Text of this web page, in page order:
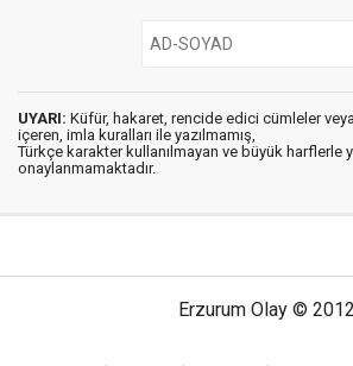
UYARI: Küfür, hakaret, rencide edici cümleler
içeren, imla kuralları ile yazılmamış,
Türkçe karakter kullanılmayan ve büyük harflerle
onaylanmamaktadır.
Erzurum Olay © 2012